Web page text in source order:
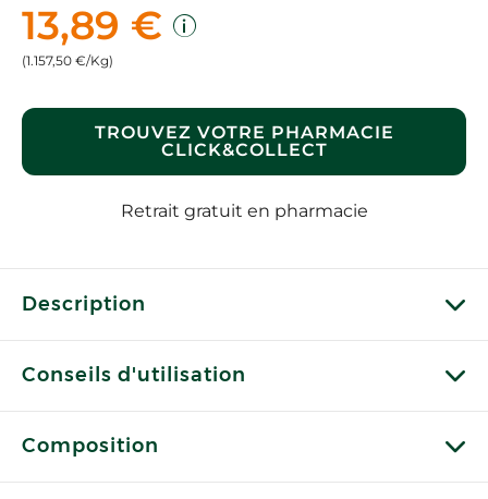
13,89 €
(1.157,50 €/Kg)
TROUVEZ VOTRE PHARMACIE
CLICK&COLLECT
Retrait gratuit en pharmacie
Description
Conseils d'utilisation
Composition